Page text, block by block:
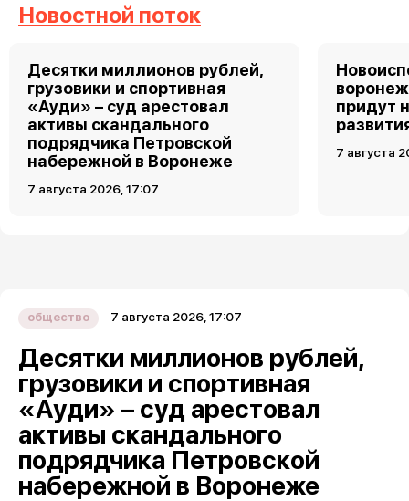
Новостной поток
Десятки миллионов рублей,
грузовики и спортивная
«Ауди» – суд арестовал
активы скандального
подрядчика Петровской
набережной в Воронеже
7 августа 2026, 17:07
придут
7 августа
общество 7 августа 2026, 17:07
Десятки миллионов рублей,
грузовики и спортивная
«Ауди» – суд арестовал
активы скандального
подрядчика Петровской
набережной в Воронеже